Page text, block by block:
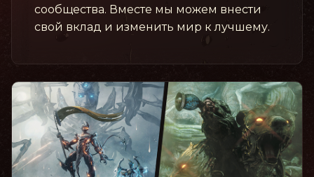
сообщества. Вместе мы можем внести
свой вклад и изменить мир к лучшему.